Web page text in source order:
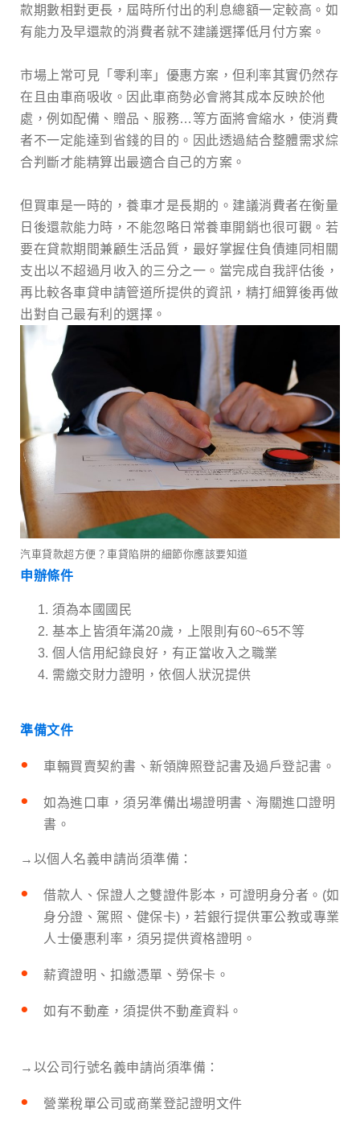
款期數相對更長，屆時所付出的利息總額一定較高。如
有能力及早還款的消費者就不建議選擇低月付方案。
市場上常可見「零利率」優惠方案，但利率其實仍然存
在且由車商吸收。因此車商勢必會將其成本反映於他
處，例如配備、贈品、服務…等方面將會縮水，使消費
者不一定能達到省錢的目的。因此透過結合整體需求綜
合判斷才能精算出最適合自己的方案。
但買車是一時的，養車才是長期的。建議消費者在衡量
日後還款能力時，不能忽略日常養車開銷也很可觀。若
要在貸款期間兼顧生活品質，最好掌握住負債連同相關
支出以不超過月收入的三分之一。當完成自我評估後，
再比較各車貸申請管道所提供的資訊，精打細算後再做
出對自己最有利的選擇。
汽車貸款超方便？車貸陷阱的細節你應該要知道
申辦條件
須為本國國民
基本上皆須年滿20歲，上限則有60~65不等
個人信用紀錄良好，有正當收入之職業
需繳交財力證明，依個人狀況提供
準備文件
車輛買賣契約書、新領牌照登記書及過戶登記書。
如為進口車，須另準備出場證明書、海關進口證明
書。
→以個人名義申請尚須準備：
借款人、保證人之雙證件影本，可證明身分者。(如
身分證、駕照、健保卡)，若銀行提供軍公教或專業
人士優惠利率，須另提供資格證明。
薪資證明、扣繳憑單、勞保卡。
如有不動產，須提供不動產資料。
→以公司行號名義申請尚須準備：
營業稅單公司或商業登記證明文件